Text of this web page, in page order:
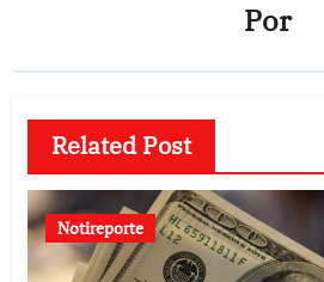
Por
Related Post
Notireporte